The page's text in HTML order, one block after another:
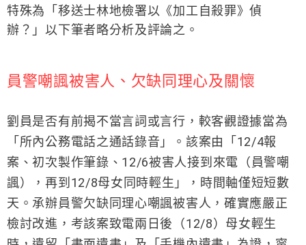
特殊為「移送士林地檢署以《加工自殺罪》偵
辦？」以下筆者略分析及評論之。
員警嘲諷被害人、欠缺同理心及關懷
劉員是否有前揭不當言詞或言行，較客觀證據當為
「所內公務電話之通話錄音」。該案由「12/4報
案、初次製作筆錄、12/6被害人接到來電（員警嘲
諷），再到12/8母女同時輕生」，時間軸僅短短數
天。承辦員警欠缺同理心嘲諷被害人，確實應嚴正
檢討改進，考該案致電兩日後（12/8）母女輕生